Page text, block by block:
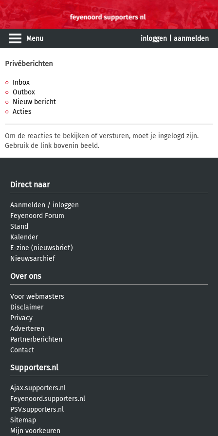
Menu inloggen aanmelden
Privéberichten
Inbox
Outbox
Nieuw bericht
Acties
Om de reacties te bekijken of versturen, moet je ingelogd zijn.
Gebruik de link bovenin beeld.
Direct naar
Aanmelden / inloggen
Feyenoord Forum
Stand
Kalender
E-zine (nieuwsbrief)
Nieuwsarchief
Over ons
Voor webmasters
Disclaimer
Privacy
Adverteren
Partnerberichten
Contact
Supporters.nl
Ajax.supporters.nl
Feyenoord.supporters.nl
PSV.supporters.nl
Sitemap
Mijn voorkeuren